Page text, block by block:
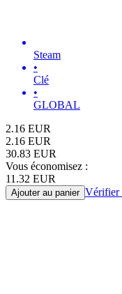
Steam
•
Clé
•
GLOBAL
2.16 EUR
2.16 EUR
30.83 EUR
Vous économisez :
11.32 EUR
Ajouter au panier Vérifier